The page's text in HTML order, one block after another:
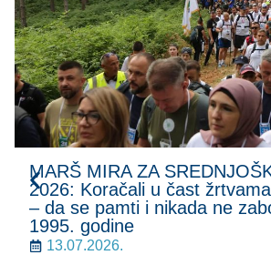
MARŠ MIRA ZA
2026: Koračali u čast
– da se pamti i nikada ne
1995. godine
13.07.2026.